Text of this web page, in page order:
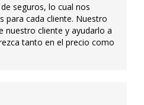
seguros, lo cual nos
para cada cliente. Nuestro
nuestro cliente y ayudarlo a
tanto en el precio como